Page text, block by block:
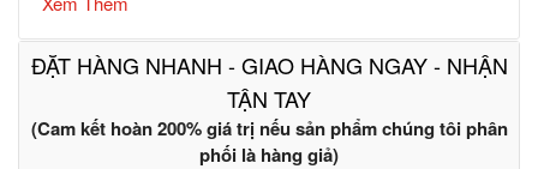
ĐẶT HÀNG NHANH - GIAO HÀNG NGAY - NHẬN
TẬN TAY
(Cam kết hoàn 200% giá trị nếu sản phẩm chúng tôi phân
phối là hàng giả)